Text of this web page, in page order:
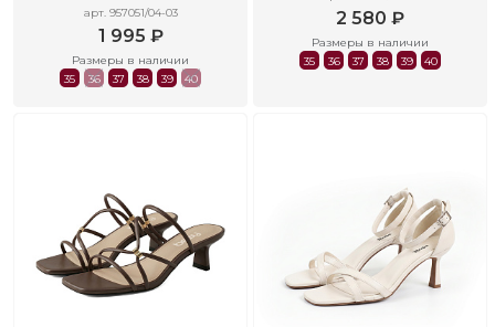
арт. 957051/04-03
1 995 ₽
Размеры в наличии
35
36 37 38 39 40
2 580 ₽
Размеры в наличии
35
36 37 38 39 40